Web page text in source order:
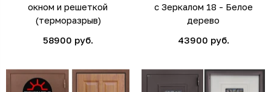
окном и решеткой
(терморазрыв)
58900 руб.
с Зеркалом 18 - Белое
дерево
43900 руб.